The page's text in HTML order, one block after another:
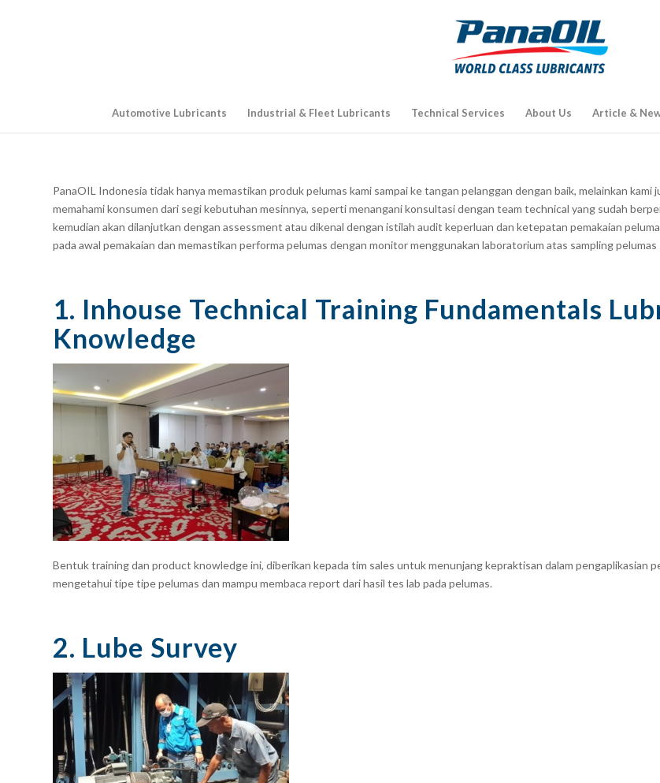
Automotive Lubricants Industrial & Fleet Lubricants Technical Services About Us Article &
PanaOIL Indonesia tidak hanya memastikan produk pelumas kami sampai ke tangan pelanggan dengan baik, melainkan
memahami konsumen dari segi kebutuhan mesinnya, seperti menangani konsultasi dengan team technical yang sudah
kemudian akan dilanjutkan dengan assessment atau dikenal dengan istilah audit keperluan dan ketepatan pemakaian
pada awal pemakaian dan memastikan performa pelumas dengan monitor menggunakan laboratorium atas samplingpelumas
1. Inhouse Technical Training Fundamentals
Knowledge
Bentuk training dan product knowledge ini, diberikan kepada tim sales untuk menunjang kepraktisan dalam pengaplikasian
mengetahui tipe tipe pelumas dan mampu membaca report dari hasil tes lab pada pelumas.
2. Lube Survey